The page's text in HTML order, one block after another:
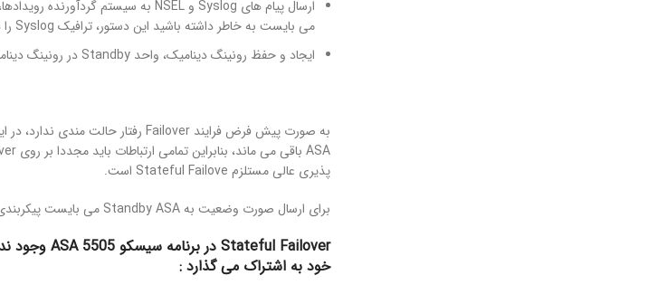
ارسال پیام های Syslog و NSEL به سیستم گردآورنده رویدادها، در صورت لزوم با دستور
می بایست به خاطر داشته باشید این دستور، ترافیک Syslog را در زوج Failover دو برابر خواهد کرد.
ایجاد و حفظ رونینگ دینامیک، واحد Standby در رونینگ دینامیک شرکت نخواهد داشت .
پذیری عالی مستلزم Stateful Failove است.
برای ارسال صورت وضعیت به Standby ASA می بایست پیکربندی ارتباط Stateful Failover صورت پذیرد .
خود به اشتراک می گذارد :